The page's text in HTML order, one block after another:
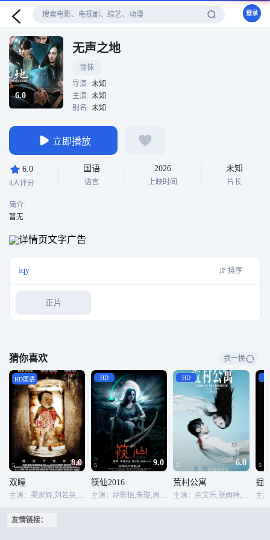
登录
6.0
无声之地
惊悚
导演: 未知
主演: 未知
别名: 未知
立即播放
6.0
4人评分
国语
语言
2026
上映时间
未知
片长
简介:
暂无
iqy 排序
正片
猜你喜欢 换一换
5 8.0
HD国语
双瞳
主演：梁家辉,刘若英,戴立忍,大卫·摩斯,杨贵媚,林涵,郎雄
5 9.0
HD
筷仙2016
主演：胡影怡,朱璇,周骏,孙晨,李亚真,荣益,王宇,王艺禅,王澜
5 6.0
HD
荒村公寓
主演：余文乐,张雨绮,优恵,海一天,刘姝含,李泽锋,傅淼,秦子涵
5
掘
友情链接：